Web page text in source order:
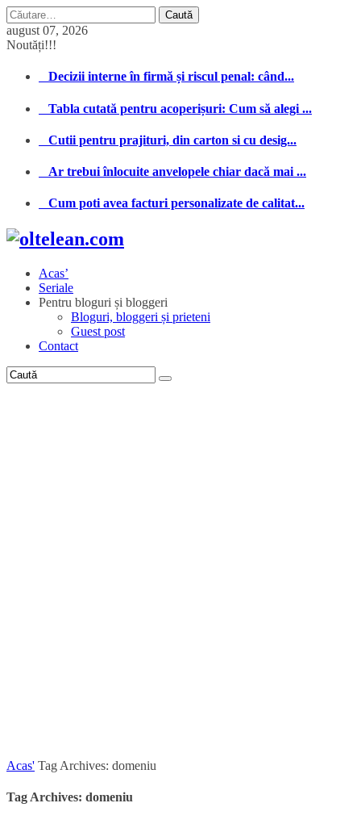
Caută
după:
august 07, 2026
Noutăți!!!
Decizii interne în firmă și riscul penal: când...
Tabla cutată pentru acoperișuri: Cum să alegi ...
Cutii pentru prajituri, din carton si cu desig...
Ar trebui înlocuite anvelopele chiar dacă mai ...
Cum poti avea facturi personalizate de calitat...
Acas’
Seriale
Pentru bloguri și bloggeri
Bloguri, bloggeri și prieteni
Guest post
Contact
Acas' Tag Archives: domeniu
Tag Archives: domeniu